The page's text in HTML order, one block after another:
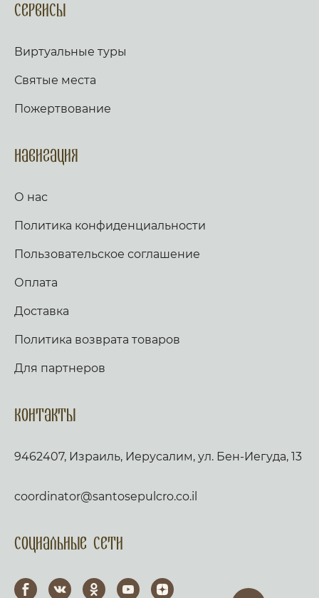
Сервисы
Виртуальные туры
Святые места
Пожертвование
Навигация
О нас
Политика конфиденциальности
Пользовательское соглашение
Оплата
Доставка
Политика возврата товаров
Для партнеров
Контакты
9462407, Израиль, Иерусалим, ул. Бен-Иегуда, 13
coordinator@santosepulcro.co.il
Социальные сети